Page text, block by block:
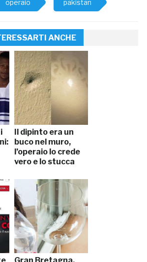
operaio pakistan
ANCHE
Il dipinto era un
buco nel muro,
l’operaio lo crede
vero e lo stucca